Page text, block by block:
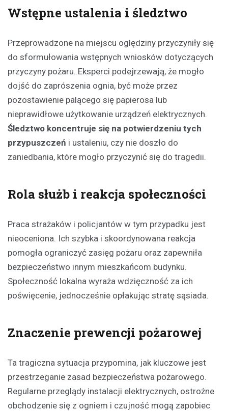
Wstępne ustalenia i śledztwo
Przeprowadzone na miejscu oględziny przyczyniły się
do sformułowania wstępnych wniosków dotyczących
przyczyny pożaru. Eksperci podejrzewają, że mogło
dojść do zaprószenia ognia, być może przez
pozostawienie palącego się papierosa lub
nieprawidłowe użytkowanie urządzeń elektrycznych.
Śledztwo koncentruje się na potwierdzeniu tych
przypuszczeń i ustaleniu, czy nie doszło do
zaniedbania, które mogło przyczynić się do tragedii.
Rola służb i reakcja społeczności
Praca strażaków i policjantów w tym przypadku jest
nieoceniona. Ich szybka i skoordynowana reakcja
pomogła ograniczyć zasięg pożaru oraz zapewniła
bezpieczeństwo innym mieszkańcom budynku.
Społeczność lokalna wyraża wdzięczność za ich
poświęcenie, jednocześnie opłakując stratę sąsiada.
Znaczenie prewencji pożarowej
Ta tragiczna sytuacja przypomina, jak kluczowe jest
przestrzeganie zasad bezpieczeństwa pożarowego.
Regularne przeglądy instalacji elektrycznych, ostrożne
obchodzenie się z ogniem i czujność mogą zapobiec